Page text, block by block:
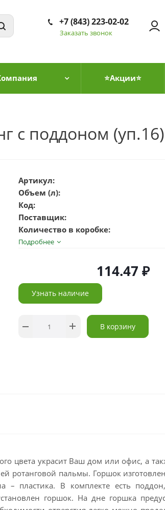
+7 (843) 223-02-02
Заказать звонок
⭐Акции⭐
с поддоном (уп.16)
Артикул:
Объем (л):
Код:
Поставщик:
Количество в коробке:
Подробнее
114.47
Узнать наличие
В корзину
цвета украсит Ваш дом или офис, а
ротанговой пальмы. Горшок
– пластика. В комплекте есть
горшок. На дне горшка